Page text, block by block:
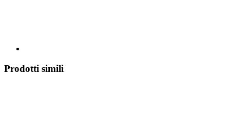
Prodotti simili